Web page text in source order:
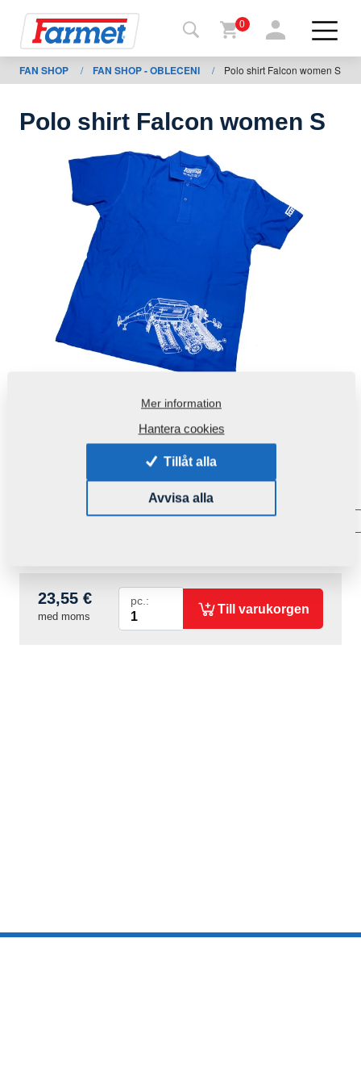
Mina
För
nedladdning
0
FAN SHOP / FAN SHOP - OBLECENI / Polo shirt Falcon women S
Polo shirt Falcon women S
Produktkod: r00200
Tillgänglighet: Få information om tillgänglighet
23,55 €
med moms
pc.: Till varukorgen
Mer information
Hantera cookies
Tillåt alla
Avvisa alla